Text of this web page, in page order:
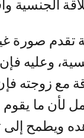
تقدم صورة
وعليه
مع زوجته
لأن ما
ويطمح إلى